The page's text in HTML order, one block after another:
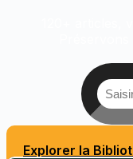
Explorer la